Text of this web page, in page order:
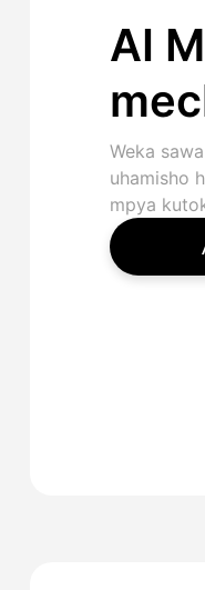
AI
Weka
uhamisho
mpya